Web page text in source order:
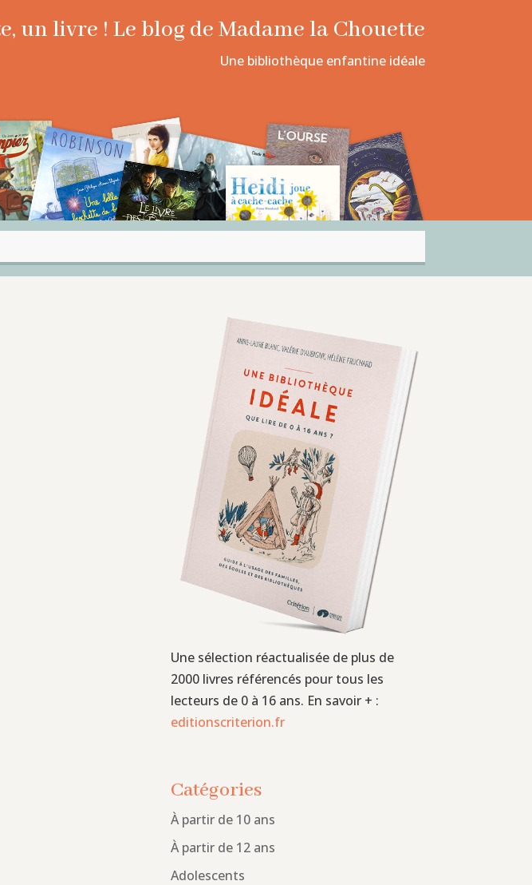
un livre ! Le blog de Madame la Chouette
Une bibliothèque enfantine idéale
Une sélection réactualisée de plus de
2000 livres référencés pour tous les
lecteurs de 0 à 16 ans. En savoir + :
editionscriterion.fr
Catégories
À partir de 10 ans
À partir de 12 ans
Adolescents